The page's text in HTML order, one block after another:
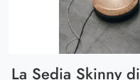
La Sedia Skinny